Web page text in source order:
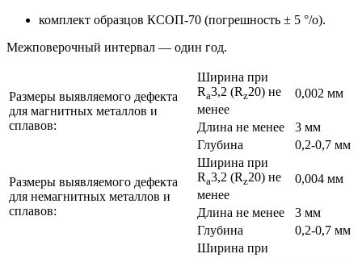
комплект образцов КСОП-70 (погрешность ± 5 °/о).
Межповерочный интервал — один год.
Размеры выявляемого дефекта
для магнитных металлов и
сплавов:
Ширина при
Ra3,2 (Rz20) не
менее
0,002 мм
Длина не менее
3 мм
Глубина
0,2-0,7 мм
Размеры выявляемого дефекта
для немагнитных металлов и
сплавов:
Ширина при
Ra3,2 (Rz20) не
менее
0,004 мм
Длина не менее
3 мм
Глубина
0,2-0,7 мм
Ширина при